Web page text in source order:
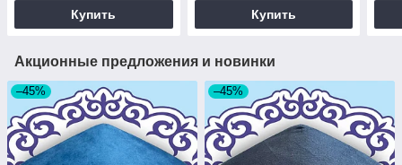
Купить Купить
Акционные предложения и новинки
–45% –45%